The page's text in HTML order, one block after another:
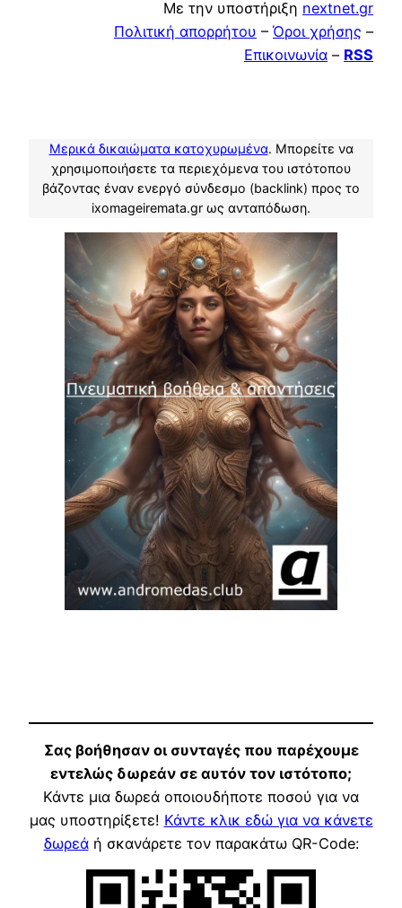
Με την υποστήριξη nextnet.gr
Πολιτική απορρήτου – Όροι χρήσης –
Επικοινωνία – RSS
Μερικά δικαιώματα κατοχυρωμένα. Μπορείτε να
χρησιμοποιήσετε τα περιεχόμενα του ιστότοπου
βάζοντας έναν ενεργό σύνδεσμο (backlink) προς το
ixomageiremata.gr ως ανταπόδωση.
Σας βοήθησαν οι συνταγές που παρέχουμε
εντελώς δωρεάν σε αυτόν τον ιστότοπο;
Κάντε μια δωρεά οποιουδήποτε ποσού για να
μας υποστηρίξετε! Κάντε κλικ εδώ για να κάνετε
δωρεάή σκανάρετε τον παρακάτω QR-Code: